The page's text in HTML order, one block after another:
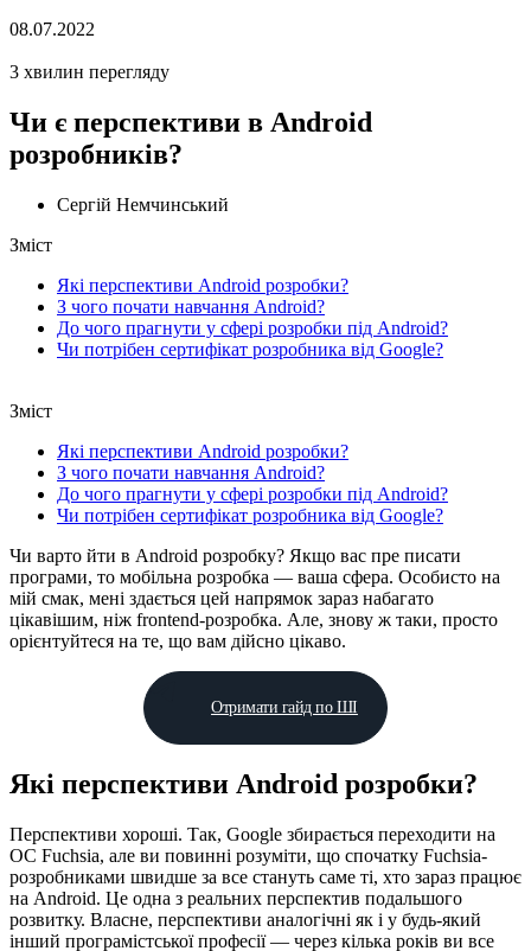
08.07.2022
3 хвилин перегляду
Чи є перспективи в Android
розробників?
Сергій Немчинський
Зміст
Які перспективи Android розробки?
З чого почати навчання Android?
До чого прагнути у сфері розробки під Android?
Чи потрібен сертифікат розробника від Google?
Зміст
Які перспективи Android розробки?
З чого почати навчання Android?
До чого прагнути у сфері розробки під Android?
Чи потрібен сертифікат розробника від Google?
Чи варто йти в Android розробку? Якщо вас пре писати
програми, то мобільна розробка — ваша сфера. Особисто на
мій смак, мені здається цей напрямок зараз набагато
цікавішим, ніж frontend-розробка. Але, знову ж таки, просто
орієнтуйтеся на те, що вам дійсно цікаво.
Отримати гайд по ШІ
Які перспективи Android розробки?
Перспективи хороші. Так, Google збирається переходити на
ОС Fuchsia, але ви повинні розуміти, що спочатку Fuchsia-
розробниками швидше за все стануть саме ті, хто зараз працює
на Android. Це одна з реальних перспектив подальшого
розвитку. Власне, перспективи аналогічні як і у будь-який
інший програмістської професії — через кілька років ви все